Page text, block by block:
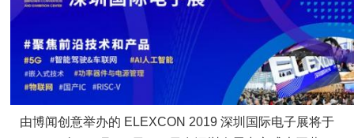
由博闻创意举办的 ELEXCON 2019 深圳国际电子展将于